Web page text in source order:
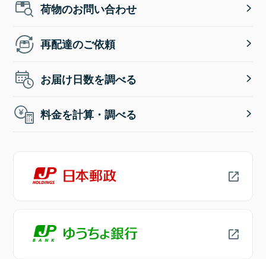
荷物のお問い合わせ
再配達のご依頼
お届け日数を調べる
料金を計算・調べる